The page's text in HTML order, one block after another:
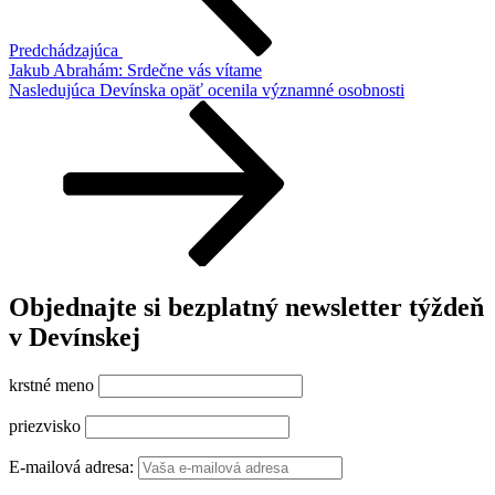
Predchádzajúca
Jakub Abrahám: Srdečne vás vítame
Ďalší
Nasledujúca Devínska opäť ocenila významné osobnosti
Objednajte si bezplatný newsletter týždeň
v Devínskej
krstné meno
priezvisko
E-mailová adresa: